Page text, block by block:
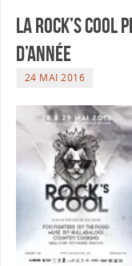
La Rock’s
d’année
24 MAI 2016